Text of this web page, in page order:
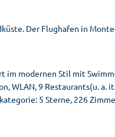
Der Flughafen in
im modernen Stil mit
WLAN, 9 Restaurants(u. a.
5 Sterne, 226